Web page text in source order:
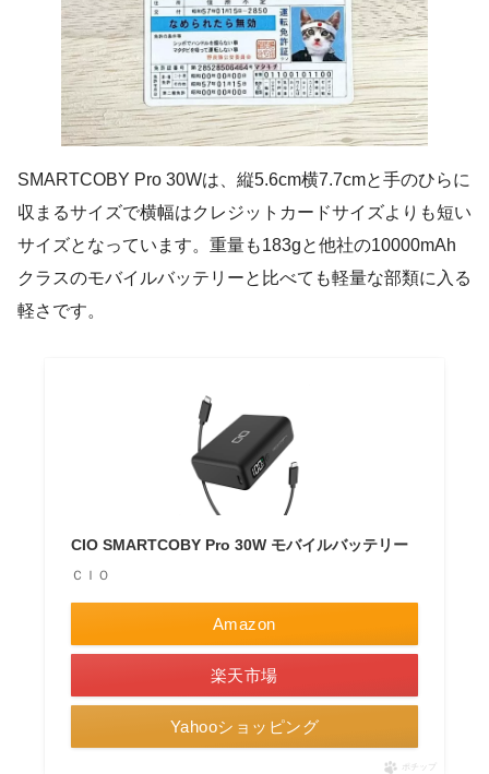
SMARTCOBY Pro 30Wは、縦5.6cm横7.7cmと手のひらに
収まるサイズで横幅はクレジットカードサイズよりも短い
サイズとなっています。重量も183gと他社の10000mAh
クラスのモバイルバッテリーと比べても軽量な部類に入る
軽さです。
CIO SMARTCOBY Pro 30W モバイルバッテリー
ＣＩＯ
Amazon
楽天市場
Yahooショッピング
ポチップ